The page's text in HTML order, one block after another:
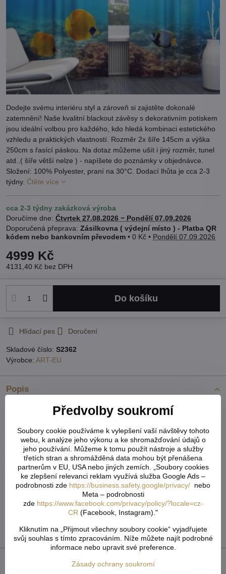
Dodejte svému interiéru styl a zároveň si zajistěte dokonalé
zatemnění! Naše kvalitní blackout závěsy s dekorativním potiskem
jsou ideální volbou pro každého, kdo hledá kombinaci estetického
vzhledu a praktických vlastností. Rozměr 2x šíře 145cm a výška
250cm s řasící páskou. Na dotaz můžeme ušít i jiný rozměr, tunel
atd..( šíře větší nelze ) - napíšete do poznámky v objednávce.
Složení: 100% Polyester, praní na 30°C. Dodací lhůta je cca 2-3
týdny. Čtěte více
cca 2-3 týdny zakázková výroba
Doručíme dne: Čtvrtek 27.08.2026 − Pondělí 07.09.2026
Zásilkovna ( výdejní místo ) - Platba QR
kódem nebo bankovním převodem • 0 Kč • Pondělí 07.09.2026
4999 Kč
4131,40 Kč bez DPH
Do košíku
Hlídací pes Doručení
Skladové číslo: S2362
Výrobce: ART-EU
Popis
Závěsy jsou vyráběny na zakázku a nelze jej
vrátit v lhůtě 14 dnů. U tohoto zboží
požadujeme zálohu ve výši 50% nebo úhradu
celé předem.
Více z kategorie
Závěsy kusové
Závěsy zatemňovací a 3D motiv exkluzive
Kusové záclony a závěsy
TOP Záclony, závěsy & doplňky
Předvolby soukromí
Soubory cookie používáme k vylepšení vaší návštěvy tohoto
webu, k analýze jeho výkonu a ke shromažďování údajů o
jeho používání. Můžeme k tomu použít nástroje a služby
třetích stran a shromážděná data mohou být přenášena
partnerům v EU, USA nebo jiných zemích. „Soubory cookies
ke zlepšení relevanci reklam využívá služba Google Ads –
podrobnosti zde https://business.safety.google/privacy/ nebo
Meta – podrobnosti
zde https://www.facebook.com/privacy/policy/?locale=cz-
CR (Facebook, Instagram)."
Kliknutím na „Přijmout všechny soubory cookie“ vyjadřujete
svůj souhlas s tímto zpracováním. Níže můžete najít podrobné
informace nebo upravit své preference.
Zásady ochrany soukromí